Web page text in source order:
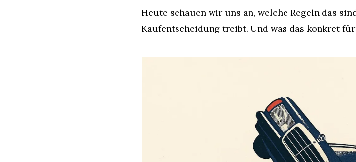
Heute schauen wir uns an, welche Regeln das
Kaufentscheidung treibt. Und was das konkret